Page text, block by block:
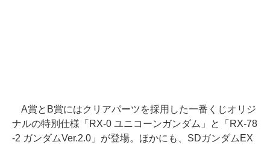
A賞とB賞にはクリアパーツを採用した一番くじオリジ
ナルの特別仕様「RX‐0 ユニコーンガンダム」と「RX‐78
‐2 ガンダムVer.2.0」が登場。ほかにも、SDガンダムEX